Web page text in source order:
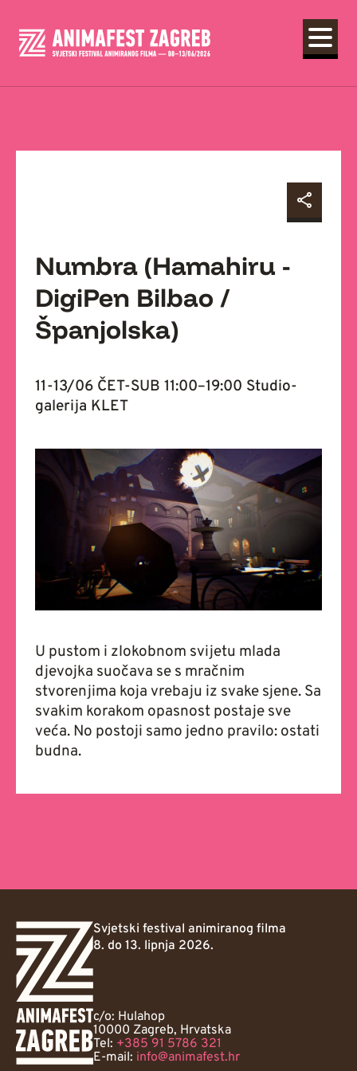
Numbra (Hamahiru -
DigiPen Bilbao /
Španjolska)
11-13/06 ČET-SUB 11:00–19:00 Studio-
galerija KLET
U pustom i zlokobnom svijetu mlada
djevojka suočava se s mračnim
stvorenjima koja vrebaju iz svake sjene. Sa
svakim korakom opasnost postaje sve
veća. No postoji samo jedno pravilo: ostati
budna.
Svjetski festival animiranog filma
8. do 13. lipnja 2026.
c/o: Hulahop
10000 Zagreb, Hrvatska
Tel: +385 91 5786 321
E-mail: info@animafest.hr